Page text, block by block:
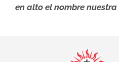
en alto el nombre